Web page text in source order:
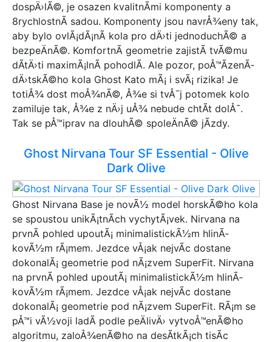
dospÄ›lÃ©, je osazen kvalitnÃ­mi komponenty a
8rychlostnÃ­ sadou. Komponenty jsou navrÅ¾eny tak,
aby bylo ovlÃ¡dÃ¡nÃ­ kola pro dÄ›ti jednoduchÃ© a
bezpeÄnÃ©. KomfortnÃ­ geometrie zajistÃ­ tvÃ©mu
dÃ­tÄ›ti maximÃ¡lnÃ­ pohodlÃ­. Ale pozor, poÅ™Ã­zenÃ­
dÄ›tskÃ©ho kola Ghost Kato mÃ¡ i svÃ¡ rizika! Je
totiÅ¾ dost moÅ¾nÃ©, Å¾e si tvÅ¯j potomek kolo
zamiluje tak, Å¾e z nÄ›j uÅ¾ nebude chtÃ­t dolÅ¯.
Tak se pÅ™iprav na dlouhÃ© spoleÄnÃ© jÃ­zdy.
Ghost Nirvana Tour SF Essential - Olive
Dark Olive
Ghost Nirvana Base je novÃ½ model horskÃ©ho kola
se spoustou unikÃ¡tnÃ­ch vychytÃ¡vek. Nirvana na
prvnÃ­ pohled upoutÃ¡ minimalistickÃ½m hlinÃ­
kovÃ½m rÃ¡mem. Jezdce vÅ¡ak nejvÃ­c dostane
dokonalÃ¡ geometrie pod nÃ¡zvem SuperFit. Nirvana
na prvnÃ­ pohled upoutÃ¡ minimalistickÃ½m hlinÃ­
kovÃ½m rÃ¡mem. Jezdce vÅ¡ak nejvÃ­c dostane
dokonalÃ¡ geometrie pod nÃ¡zvem SuperFit. RÃ¡m se
pÅ™i vÃ½voji ladÃ­ podle peÄlivÄ› vytvoÅ™enÃ©ho
algoritmu, zaloÅ¾enÃ©ho na desÃ­tkÃ¡ch tisÃ­c